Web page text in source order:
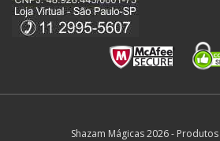
Shazam Mágicas 2026 -